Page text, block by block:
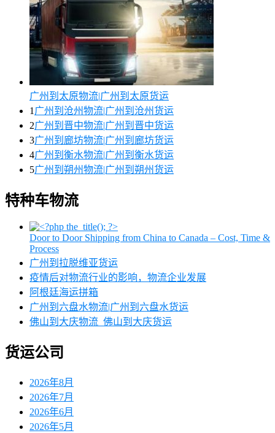
广州到太原物流|广州到太原货运
1 广州到沧州物流|广州到沧州货运
2广州到晋中物流|广州到晋中货运
3广州到廊坊物流|广州到廊坊货运
4广州到衡水物流|广州到衡水货运
5广州到朔州物流|广州到朔州货运
特种车物流
Door to Door Shipping from China to Canada – Cost, Time &
Process
广州到拉脱维亚货运
疫情后对物流行业的影响，物流企业发展
阿根廷海运拼箱
广州到六盘水物流|广州到六盘水货运
佛山到大庆物流_佛山到大庆货运
货运公司
2026年8月
2026年7月
2026年6月
2026年5月